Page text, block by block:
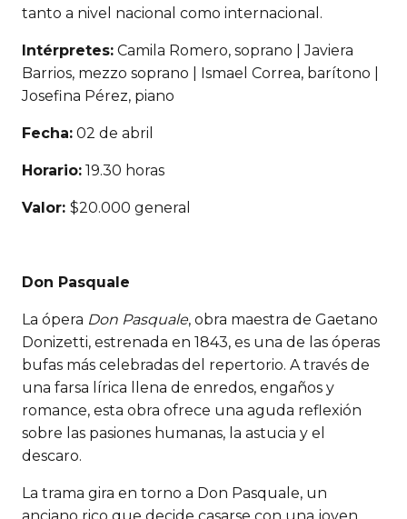
tanto a nivel nacional como internacional.
Intérpretes: Camila Romero, soprano | Javiera
Barrios, mezzo soprano | Ismael Correa, barítono |
Josefina Pérez, piano
Fecha: 02 de abril
Horario: 19.30 horas
Valor: $20.000 general
Don Pasquale
La ópera Don Pasquale, obra maestra de Gaetano
Donizetti, estrenada en 1843, es una de las óperas
bufas más celebradas del repertorio. A través de
una farsa lírica llena de enredos, engaños y
romance, esta obra ofrece una aguda reflexión
sobre las pasiones humanas, la astucia y el
descaro.
La trama gira en torno a Don Pasquale, un